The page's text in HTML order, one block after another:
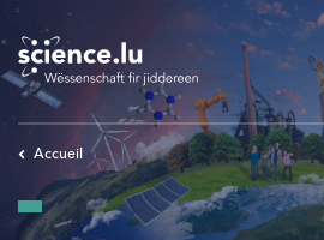
Skip
to
main
content
Accueil